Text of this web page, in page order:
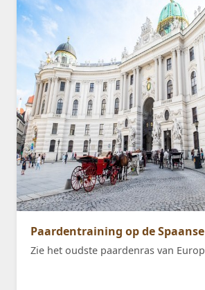
Paardentraining op de
Zie het oudste paardenras van